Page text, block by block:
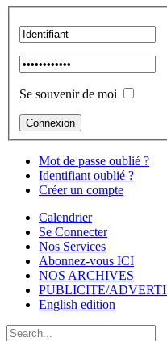
Se souvenir de moi
Mot de passe oublié ?
Identifiant oublié ?
Créer un compte
Calendrier
Se Connecter
Nos Services
Abonnez-vous ICI
NOS ARCHIVES
PUBLICITE/
English edition